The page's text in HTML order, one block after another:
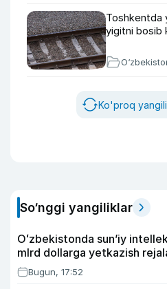
Toshkentda
yigitni bosib
Ko'proq
So‘nggi yangiliklar
Oʻzbekistonda sunʼiy
mlrd dollarga yetkazish
Bugun, 17:52